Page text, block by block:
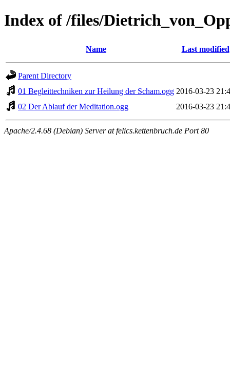
Index of /files/
Name Last modified
Parent Directory
01 Begleittechniken zur Heilung der Scham.ogg 2016-03-23
02 Der Ablauf der Meditation.ogg
2016-03-23
Apache/2.4.68 (Debian) Server at felics.kettenbruch.de Port 80